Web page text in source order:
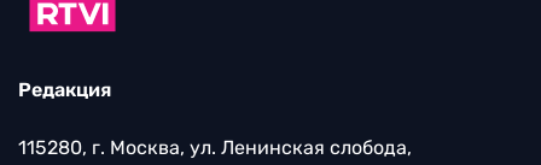
Редакция
115280, г. Москва, ул. Ленинская слобода,